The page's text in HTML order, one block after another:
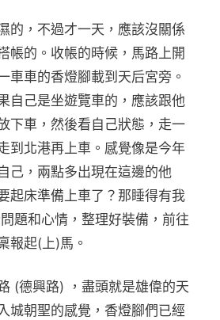
的，不過才一天，應該沒關係
帳的。收帳的時候，馬路上開
車車的香燈腳載到天后宮旁。
自己是坐遊覽車的，應該跟他
下車，然後看自己狀態，走一
到北港再上車。感覺像是今年
己，兩點多出現在這邊的他
起床準備上車了？那睡得有我
題和心情，整理好裝備，前往
報起(上)馬。
(德興路) ，盡頭就是雄偉的天
城朝聖的感覺，香燈腳們已經